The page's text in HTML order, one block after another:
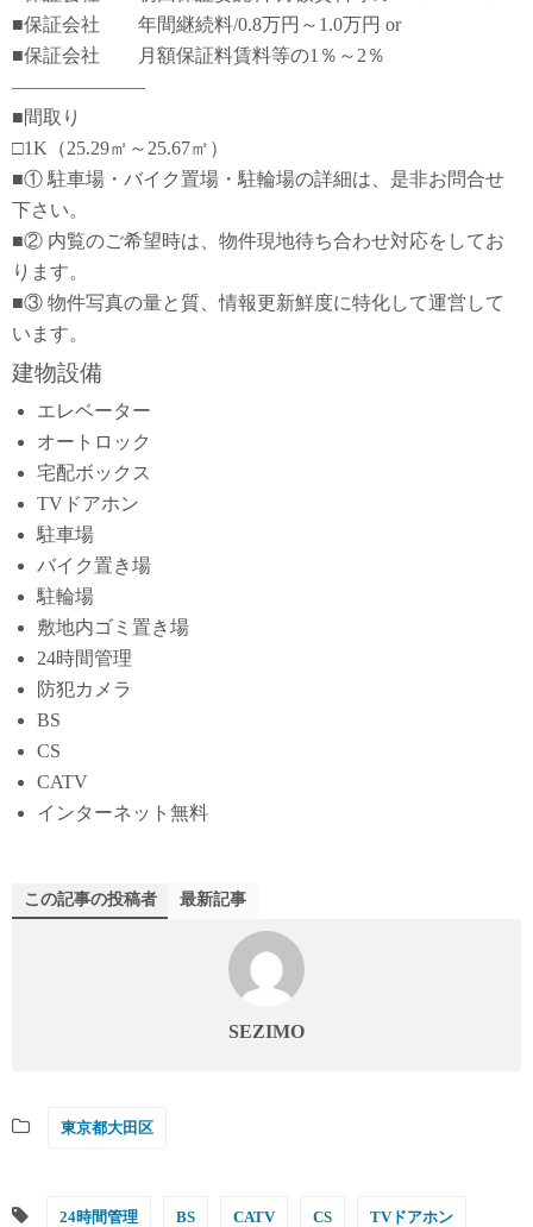
■保証会社 年間継続料/0.8万円～1.0万円 or
■保証会社 月額保証料賃料等の1％～2％
―――――――
■間取り
□1K（25.29㎡～25.67㎡）
■① 駐車場・バイク置場・駐輪場の詳細は、是非お問合せ
下さい。
■② 内覧のご希望時は、物件現地待ち合わせ対応をしてお
ります。
■③ 物件写真の量と質、情報更新鮮度に特化して運営して
います。
建物設備
エレベーター
オートロック
宅配ボックス
TVドアホン
駐車場
バイク置き場
駐輪場
敷地内ゴミ置き場
24時間管理
防犯カメラ
BS
CS
CATV
インターネット無料
この記事の投稿者 最新記事
SEZIMO
東京都大田区
24時間管理 BS CATV CS TVドアホン